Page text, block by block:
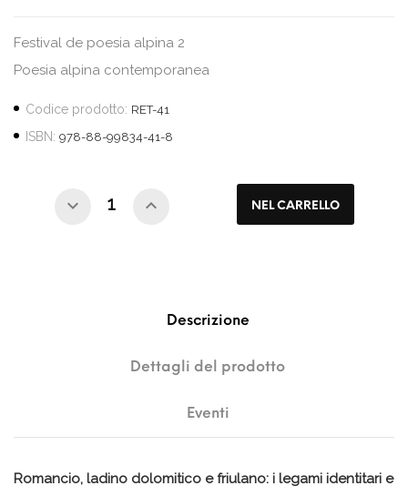
Festival de poesia alpina 2
Poesia alpina contemporanea
Codice prodotto: RET-41
ISBN: 978-88-99834-41-8
NEL CARRELLO
Descrizione
Dettagli del prodotto
Eventi
Romancio, ladino dolomitico e friulano: i legami identitari e